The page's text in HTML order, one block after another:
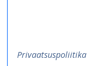
Privaatsuspoliitika